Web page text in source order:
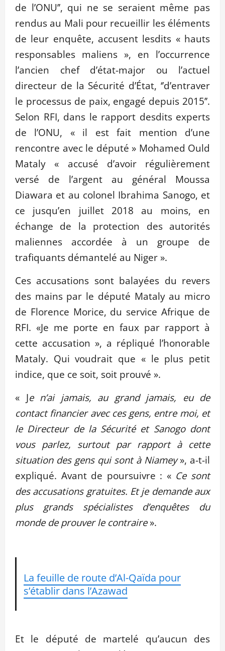
de l’ONU’’, qui ne se seraient même pas
rendus au Mali pour recueillir les éléments
de leur enquête, accusent lesdits « hauts
responsables maliens », en l’occurrence
l’ancien chef d’état-major ou l’actuel
directeur de la Sécurité d’État, ‘’d’entraver
le processus de paix, engagé depuis 2015’’.
Selon RFI, dans le rapport desdits experts
de l’ONU, « il est fait mention d’une
rencontre avec le député » Mohamed Ould
Mataly « accusé d’avoir régulièrement
versé de l’argent au général Moussa
Diawara et au colonel Ibrahima Sanogo, et
ce jusqu’en juillet 2018 au moins, en
échange de la protection des autorités
maliennes accordée à un groupe de
trafiquants démantelé au Niger ».
Ces accusations sont balayées du revers
des mains par le député Mataly au micro
de Florence Morice, du service Afrique de
RFI. «Je me porte en faux par rapport à
cette accusation », a répliqué l’honorable
Mataly. Qui voudrait que « le plus petit
indice, que ce soit, soit prouvé ».
« Je n’ai jamais, au grand jamais, eu de
contact financier avec ces gens, entre moi, et
le Directeur de la Sécurité et Sanogo dont
vous parlez, surtout par rapport à cette
situation des gens qui sont à Niamey», a-t-il
expliqué. Avant de poursuivre : « Ce sont
des accusations gratuites. Et je demande aux
plus grands spécialistes d’enquêtes du
monde de prouver le contraire».
La feuille de route d’Al-Qaïda pour
s’établir dans l’Azawad
Et le député de martelé qu’aucun des